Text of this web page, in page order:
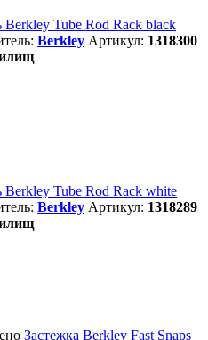
Berkley Tube Rod Rack black
Berkley Артикул: 1318300
Berkley Tube Rod Rack white
Berkley Артикул: 1318289
Застежка Berkley Fast Snaps